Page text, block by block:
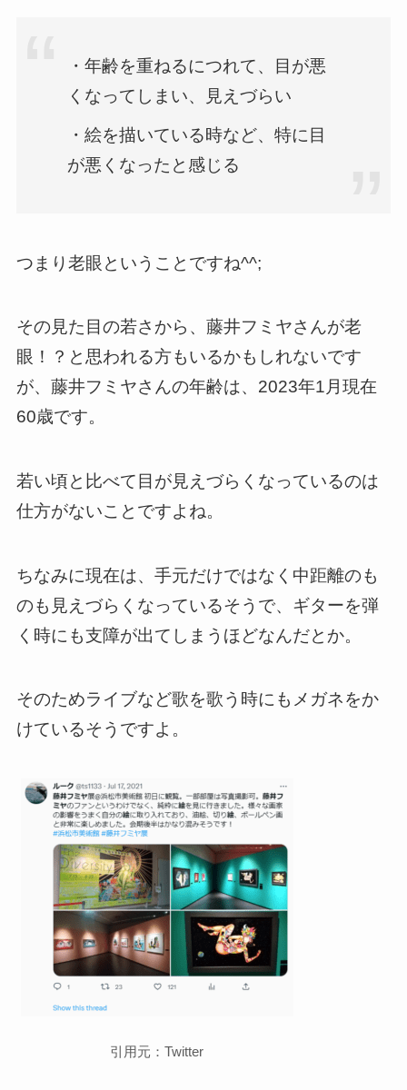
・年齢を重ねるにつれて、目が悪
くなってしまい、見えづらい
・絵を描いている時など、特に目
が悪くなったと感じる
つまり老眼ということですね^^;
その見た目の若さから、藤井フミヤさんが老
眼！？と思われる方もいるかもしれないです
が、藤井フミヤさんの年齢は、2023年1月現在
60歳です。
若い頃と比べて目が見えづらくなっているのは
仕方がないことですよね。
ちなみに現在は、手元だけではなく中距離のも
のも見えづらくなっているそうで、ギターを弾
く時にも支障が出てしまうほどなんだとか。
そのためライブなど歌を歌う時にもメガネをか
けているそうですよ。
引用元：Twitter